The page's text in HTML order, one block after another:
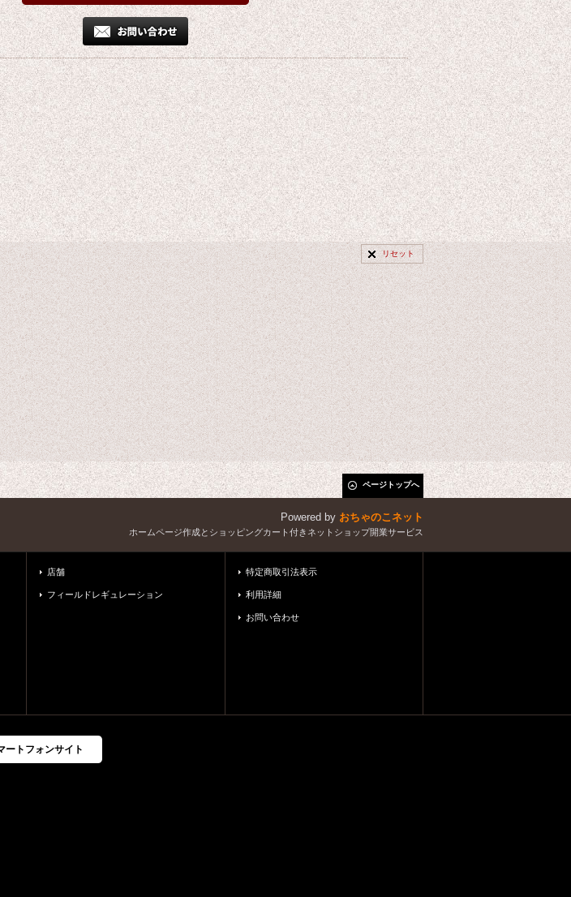
リセット
ページトップへ
Powered by おちゃのこネット
ホームページ作成とショッピングカート付きネットショップ開業サービス
店舗
フィールドレギュレーション
特定商取引法表示
利用詳細
お問い合わせ
ートフォンサイト